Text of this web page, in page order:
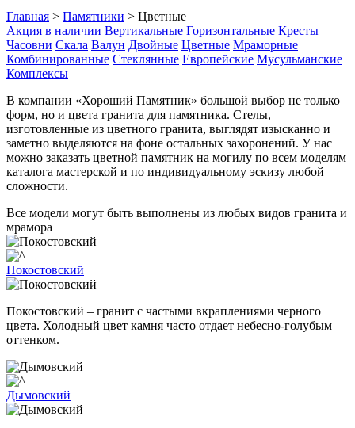
Главная > Памятники > Цветные
Акция в наличии Вертикальные Горизонтальные Кресты
Часовни Скала Валун Двойные Цветные Мраморные
Комбинированные Стеклянные Европейские Мусульманские
Комплексы
В компании «Хороший Памятник» большой выбор не только
форм, но и цвета гранита для памятника. Стелы,
изготовленные из цветного гранита, выглядят изысканно и
заметно выделяются на фоне остальных захоронений. У нас
можно заказать цветной памятник на могилу по всем моделям
каталога мастерской и по индивидуальному эскизу любой
сложности.
Все модели могут быть выполнены из любых видов гранита и
мрамора
Покостовский
Покостовский – гранит с частыми вкраплениями черного
цвета. Холодный цвет камня часто отдает небесно-голубым
оттенком.
Дымовский